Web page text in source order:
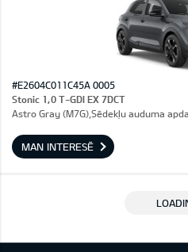
#E2604C011C45A 0005
Stonic 1,0 T-GDI EX 7DCT
Astro Gray (M7G),Sēdekļu auduma
MAN INTERESĒ